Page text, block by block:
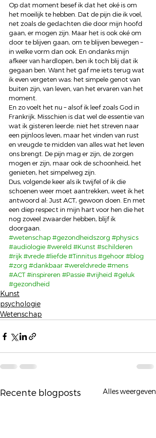
Op dat moment besef ik dat het oké is om
het moeilijk te hebben. Dat de pijn die ik voel,
net zoals de gedachten die door mijn hoofd
gaan, er mogen zijn. Maar het is ook oké om
door te blijven gaan, om te blijven bewegen –
in welke vorm dan ook. En ondanks mijn
afkeer van hardlopen, ben ik toch blij dat ik
gegaan ben. Want het gaf me iets terug wat
ik even vergeten was: het simpele genot van
buiten zijn, van leven, van het ervaren van het
moment.
En zo voelt het nu – alsof ik leef zoals God in
Frankrijk. Misschien is dat wel de essentie van
wat ik gisteren leerde: niet het streven naar
een pijnloos leven, maar het vinden van rust
en vreugde te midden van alles wat het leven
ons brengt. De pijn mag er zijn, de zorgen
mogen er zijn, maar ook de schoonheid, het
genieten, het simpelweg zijn.
Dus, volgende keer als ik twijfel of ik die
schoenen weer moet aantrekken, weet ik het
antwoord al: Just ACT, gewoon doen. En met
een diep respect in mijn hart voor hen die het
nog zoveel zwaarder hebben, blijf ik
doorgaan.
#wetenschap#gezondheidszorg #physics
#audiologie#wereld #Kunst #schilderen
#rijk#vrede#liefde#Tinnitus#gehoor#blog
#zorg #dankbaar#wereldvrede#mens
#ACT#inspireren #Passie#vrijheid #geluk
#gezondheid
Kunst
psychologie
Wetenschap
Recente blogposts Alles weergeven